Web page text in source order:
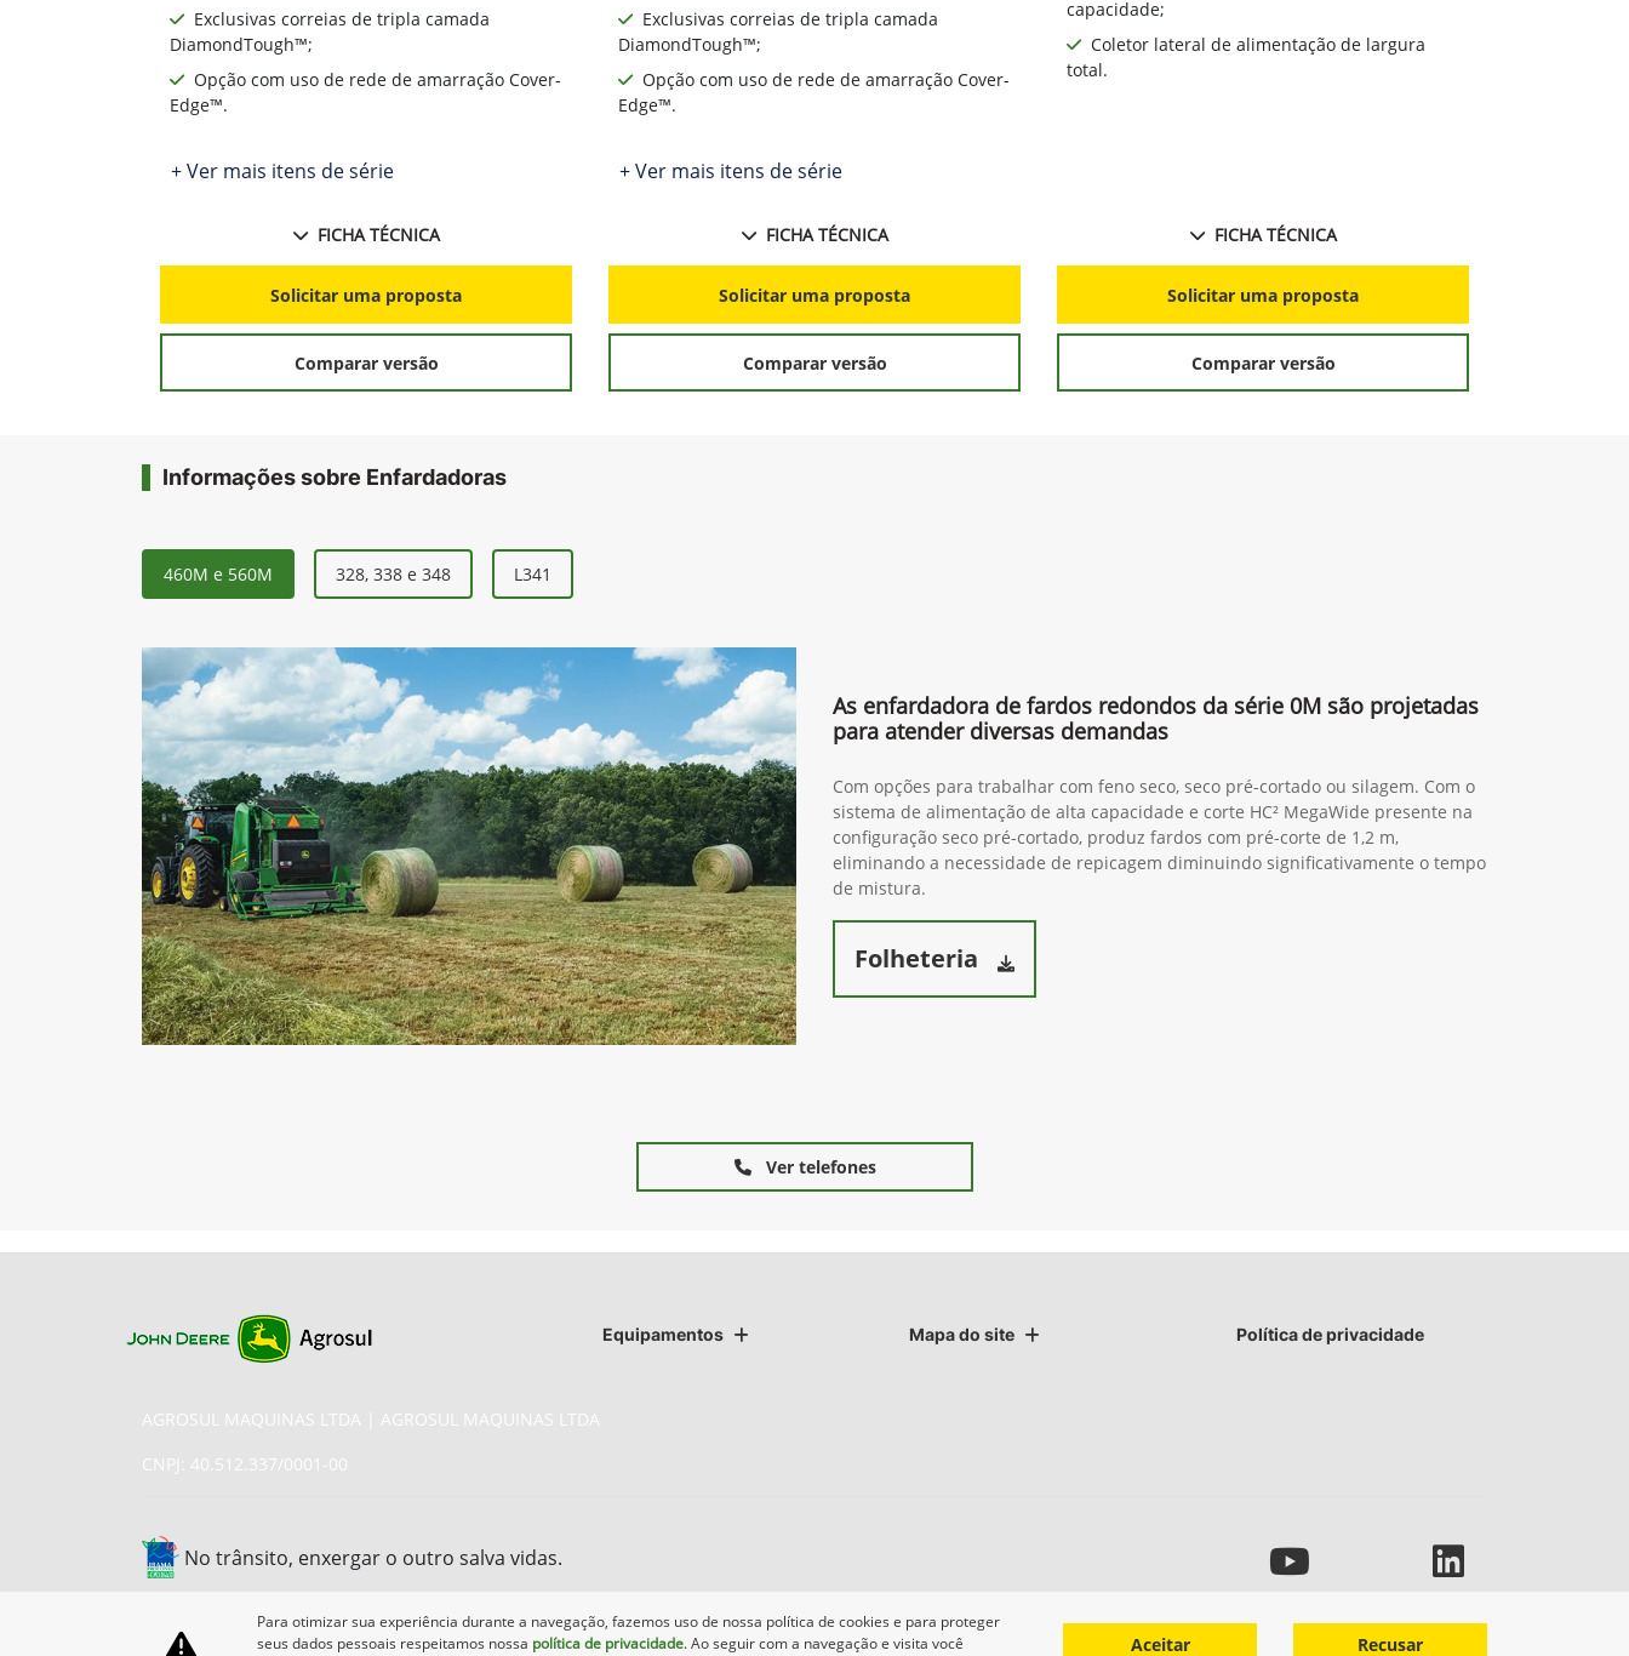
Exclusivas correias de tripla camada
DiamondTough™;
Opção com uso de rede de amarração Cover-
Edge™.
+ Ver mais itens de série
FICHA TÉCNICA
Solicitar uma proposta
Comparar versão
Exclusivas correias de tripla camada
DiamondTough™;
Opção com uso de rede de amarração Cover-
Edge™.
+ Ver mais itens de série
FICHA TÉCNICA
Solicitar uma proposta
Comparar versão
capacidade;
Coletor lateral de alimentação de largura
total.
FICHA TÉCNICA
Solicitar uma proposta
Comparar versão
Informações sobre Enfardadoras
460M e 560M 328, 338 e 348 L341
As enfardadora de fardos redondos da série 0M são projetadas
para atender diversas demandas
Com opções para trabalhar com feno seco, seco pré-cortado ou silagem. Com o
sistema de alimentação de alta capacidade e corte HC² MegaWide presente na
configuração seco pré-cortado, produz fardos com pré-corte de 1,2 m,
eliminando a necessidade de repicagem diminuindo significativamente o tempo
de mistura.
Folheteria
Ver telefones
Equipamentos Mapa do site Política de privacidade
AGROSUL MAQUINAS LTDA | AGROSUL MAQUINAS LTDA
CNPJ: 40.512.337/0001-00
No trânsito, enxergar o outro salva vidas.
Para otimizar sua experiência durante a navegação, fazemos uso de nossa política de cookies e para proteger
seus dados pessoais respeitamos nossa política de privacidade. Ao seguir com a navegação e visita você
Aceitar Recusar